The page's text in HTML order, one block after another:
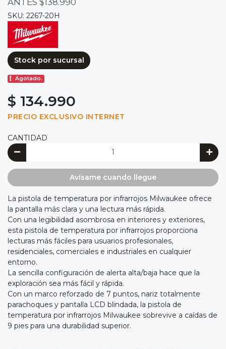
SKU: 2267-20H
Stock por sucursal
Agotado.
$ 134.990
PRECIO EXCLUSIVO INTERNET
CANTIDAD
Avísame cuando llegue
La pistola de temperatura por infrarrojos Milwaukee ofrece
la pantalla más clara y una lectura más rápida.
Con una legibilidad asombrosa en interiores y exteriores,
esta pistola de temperatura por infrarrojos proporciona
lecturas más fáciles para usuarios profesionales,
residenciales, comerciales e industriales en cualquier
entorno.
La sencilla configuración de alerta alta/baja hace que la
exploración sea más fácil y rápida.
Con un marco reforzado de 7 puntos, nariz totalmente
parachoques y pantalla LCD blindada, la pistola de
temperatura por infrarrojos Milwaukee sobrevive a caídas de
9 pies para una durabilidad superior.